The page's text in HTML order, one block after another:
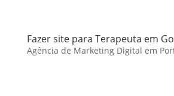
Fazer site para Terapeuta em
Agência de Marketing Digital em